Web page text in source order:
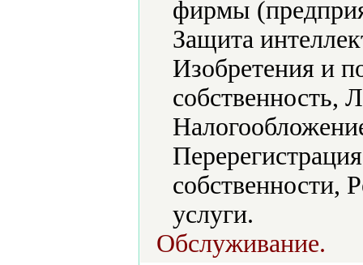
фирмы
Защита
Изобретения и
собственность,
собственности,
услуги.
Обслуживание.